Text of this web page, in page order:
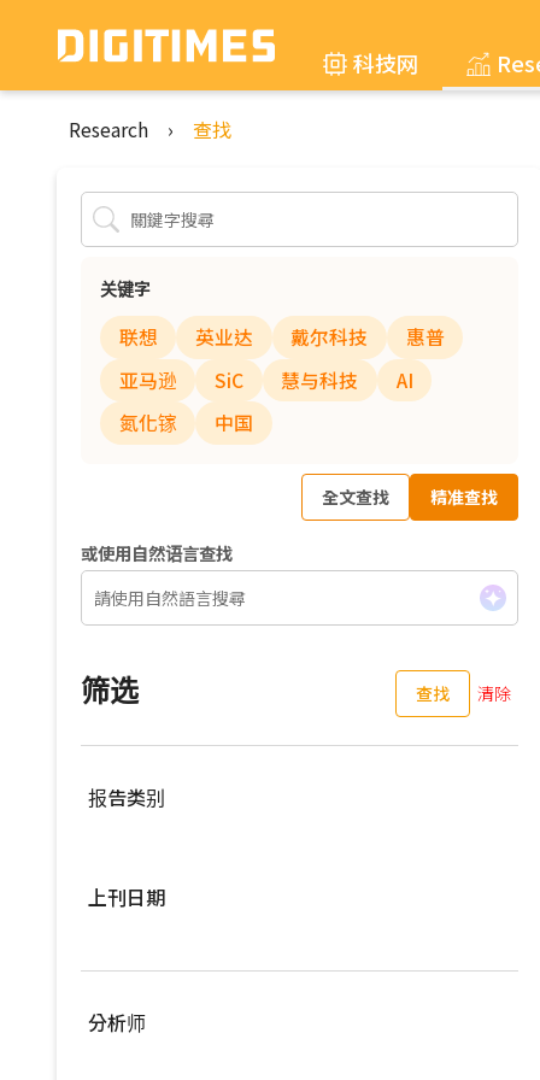
科技网
Research › 查找
关键字
联想 英业达 戴尔科技
惠普
亚马逊
SiC 慧与科技
AI
氮化镓
中国
全文查找 精准查找
或使用自然语言查找
筛选 查找 清除
报告类别
亚洲供应链
宽频与无线
上刊日期
分析师